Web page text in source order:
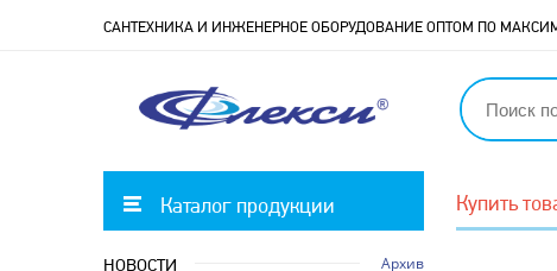
Каталог продукции Купить
САНТЕХНИКА И ИНЖЕНЕРНОЕ ОБОРУДОВАНИЕ ОПТОМ ПО
НОВОСТИ Архив